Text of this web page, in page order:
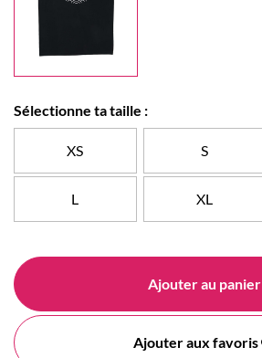
Sélectionne ta taille :
XS S
L XL
Ajouter au panier
Ajouter aux favoris